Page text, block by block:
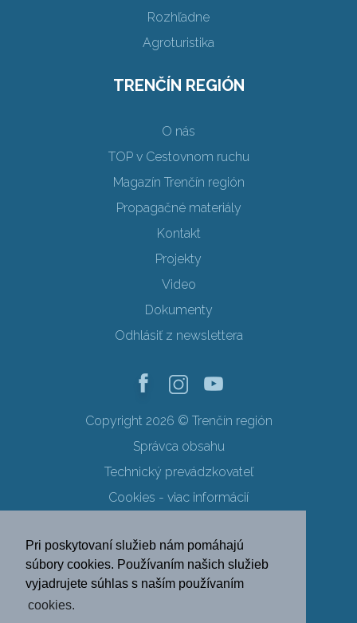
Pri poskytovaní služieb nám pomáhajú
súbory cookies. Používaním našich služieb
vyjadrujete súhlas s naším používaním
cookies.
Rozhľadne
Agroturistika
TRENČÍN REGIÓN
O nás
TOP v Cestovnom ruchu
Magazín Trenčín región
Propagačné materiály
Kontakt
Projekty
Video
Dokumenty
Odhlásiť z newslettera
Copyright 2026 © Trenčín región
Správca obsahu
Technický prevádzkovateľ
Cookies - viac informácií
Ochrana osobných údajov
SK EN DE
PL